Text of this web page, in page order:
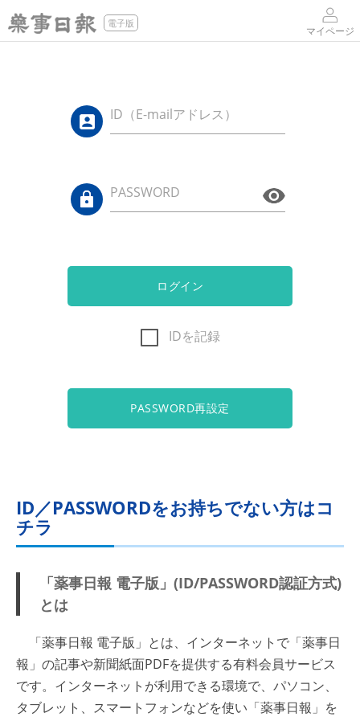
電子版
マイページ
ID（E-mailアドレス）
PASSWORD
ログイン
IDを記録
PASSWORD再設定
ID／PASSWORDをお持ちでない方はコ
チラ
「薬事日報 電子版」(ID/PASSWORD認証方式)
とは
「薬事日報 電子版」とは、インターネットで「薬事日
報」の記事や新聞紙面PDFを提供する有料会員サービス
です。インターネットが利用できる環境で、パソコン、
タブレット、スマートフォンなどを使い「薬事日報」を